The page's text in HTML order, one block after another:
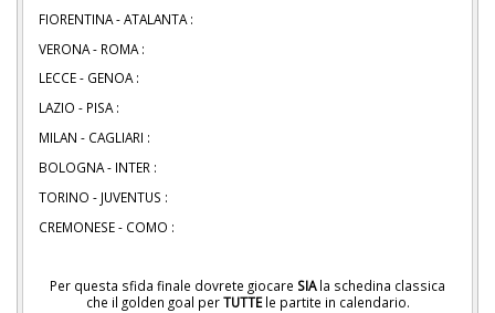
FIORENTINA - ATALANTA :
VERONA - ROMA :
LECCE - GENOA :
LAZIO - PISA :
MILAN - CAGLIARI :
BOLOGNA - INTER :
TORINO - JUVENTUS :
CREMONESE - COMO :
Per questa sfida finale dovrete giocare SIAla schedina classica
che il golden goal perTUTTEle partite in calendario.